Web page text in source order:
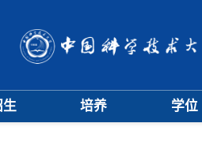
生 培养 学位